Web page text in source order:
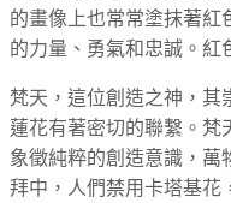
的畫像上也常常塗抹著紅
的力量、勇氣和忠誠。紅
梵天，這位創造之神，其
蓮花有著密切的聯繫。梵
象徵純粹的創造意識，萬
拜中，人們禁用卡塔基花